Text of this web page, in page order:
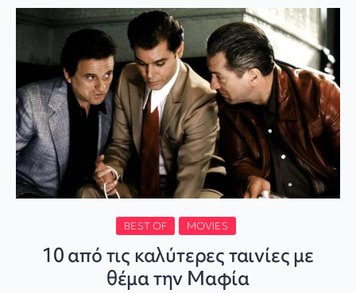
BEST OF MOVIES
10 από τις καλύτερες ταινίες με
θέμα την Μαφία